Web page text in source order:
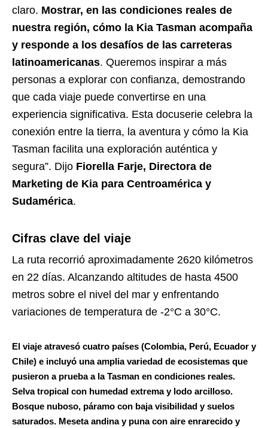
claro. Mostrar, en las condiciones reales de
nuestra región, cómo la Kia Tasman acompaña
y responde a los desafíos de las carreteras
latinoamericanas. Queremos inspirar a más
personas a explorar con confianza, demostrando
que cada viaje puede convertirse en una
experiencia significativa. Esta docuserie celebra la
conexión entre la tierra, la aventura y cómo la Kia
Tasman facilita una exploración auténtica y
segura”. Dijo Fiorella Farje, Directora de
Marketing de Kia para Centroamérica y
Sudamérica.
Cifras clave del viaje
La ruta recorrió aproximadamente 2620 kilómetros
en 22 días. Alcanzando altitudes de hasta 4500
metros sobre el nivel del mar y enfrentando
variaciones de temperatura de -2°C a 30°C.
El viaje atravesó cuatro países (Colombia, Perú, Ecuador y
Chile) e incluyó una amplia variedad de ecosistemas que
pusieron a prueba a la Tasman en condiciones reales.
Selva tropical con humedad extrema y lodo arcilloso.
Bosque nuboso, páramo con baja visibilidad y suelos
saturados. Meseta andina y puna con aire enrarecido y